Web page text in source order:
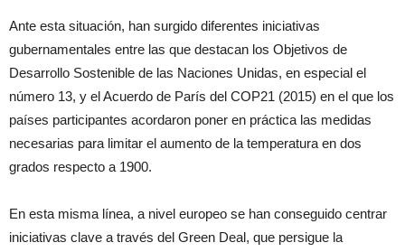
Ante esta situación, han surgido diferentes iniciativas
gubernamentales entre las que destacan los Objetivos de
Desarrollo Sostenible de las Naciones Unidas, en especial el
número 13, y el Acuerdo de París del COP21 (2015) en el que los
países participantes acordaron poner en práctica las medidas
necesarias para limitar el aumento de la temperatura en dos
grados respecto a 1900.
En esta misma línea, a nivel europeo se han conseguido centrar
iniciativas clave a través del Green Deal, que persigue la